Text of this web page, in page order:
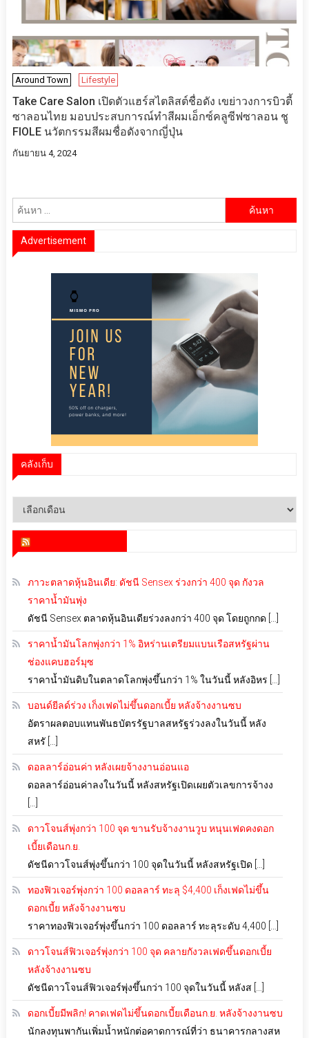
Around Town Lifestyle
Take Care Salon เปิดตัวแฮร์สไตลิสต์ชื่อดัง เขย่าวงการบิวตี้
ซาลอนไทย มอบประสบการณ์ทำสีผมเอ็กซ์คลูซีฟซาลอน ชู
FIOLE นวัตกรรมสีผมชื่อดังจากญี่ปุ่น
กันยายน 4, 2024
สำหรับ:
Advertisement
คลังเก็บ
คลัง
ภาวะตลาดหุ้นอินเดีย: ดัชนี Sensex ร่วงกว่า 400 จุด กังวล
ราคาน้ำมันพุ่ง
ดัชนี Sensex ตลาดหุ้นอินเดียร่วงลงกว่า 400 จุด โดยถูกกด […]
ราคาน้ำมันโลกพุ่งกว่า 1% อิหร่านเตรียมแบนเรือสหรัฐผ่าน
ช่องแคบฮอร์มุซ
ราคาน้ำมันดิบในตลาดโลกพุ่งขึ้นกว่า 1% ในวันนี้ หลังอิหร […]
บอนด์ยีลด์ร่วง เก็งเฟดไม่ขึ้นดอกเบี้ย หลังจ้างงานซบ
อัตราผลตอบแทนพันธบัตรรัฐบาลสหรัฐร่วงลงในวันนี้ หลัง
สหรั […]
ดอลลาร์อ่อนค่า หลังเผยจ้างงานอ่อนแอ
ดอลลาร์อ่อนค่าลงในวันนี้ หลังสหรัฐเปิดเผยตัวเลขการจ้างง
[…]
ดาวโจนส์พุ่งกว่า 100 จุด ขานรับจ้างงานวูบ หนุนเฟดคงดอก
เบี้ยเดือนก.ย.
ดัชนีดาวโจนส์พุ่งขึ้นกว่า 100 จุดในวันนี้ หลังสหรัฐเปิด […]
ทองฟิวเจอร์พุ่งกว่า 100 ดอลลาร์ ทะลุ $4,400 เก็งเฟดไม่ขึ้น
ดอกเบี้ย หลังจ้างงานซบ
ราคาทองฟิวเจอร์พุ่งขึ้นกว่า 100 ดอลลาร์ ทะลุระดับ 4,400 […]
ดาวโจนส์ฟิวเจอร์พุ่งกว่า 100 จุด คลายกังวลเฟดขึ้นดอกเบี้ย
หลังจ้างงานซบ
ดัชนีดาวโจนส์ฟิวเจอร์พุ่งขึ้นกว่า 100 จุดในวันนี้ หลังส […]
ดอกเบี้ยมีพลิก! คาดเฟดไม่ขึ้นดอกเบี้ยเดือนก.ย. หลังจ้างงานซบ
นักลงทุนพากันเพิ่มน้ำหนักต่อคาดการณ์ที่ว่า ธนาคารกลางสห